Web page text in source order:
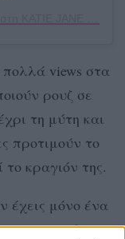
πολλά views στα
ρουζ σε
τη μύτη και
προτιμούν το
κραγιόν της.
έχεις μόνο ένα
για